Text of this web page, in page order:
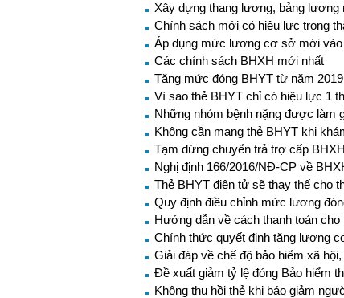
Xây dựng thang lương, bảng lương
Chính sách mới có hiệu lực trong
Áp dụng mức lương cơ sở mới
Các chính sách BHXH mới nhất
Tăng mức đóng BHYT từ năm 2019
Vì sao thẻ BHYT chỉ có hiệu lực 1
Những nhóm bệnh nặng được làm
Không cần mang thẻ BHYT khi
Tạm dừng chuyển trả trợ cấp
Nghị định 166/2016/NĐ-CP về
Thẻ BHYT điện tử sẽ thay thế cho
Quy định điều chỉnh mức lương
Hướng dẫn về cách thanh toán cho
Chính thức quyết định tăng lương
Giải đáp về chế độ bảo hiểm xã
Đề xuất giảm tỷ lệ đóng Bảo hiểm
Không thu hồi thẻ khi báo giảm